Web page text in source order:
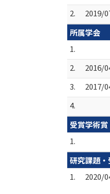
2.
2019/
所属学会
1.
2.
2016/
3.
2017/
4.
受賞学術賞
1.
研究課題
1.
2020/